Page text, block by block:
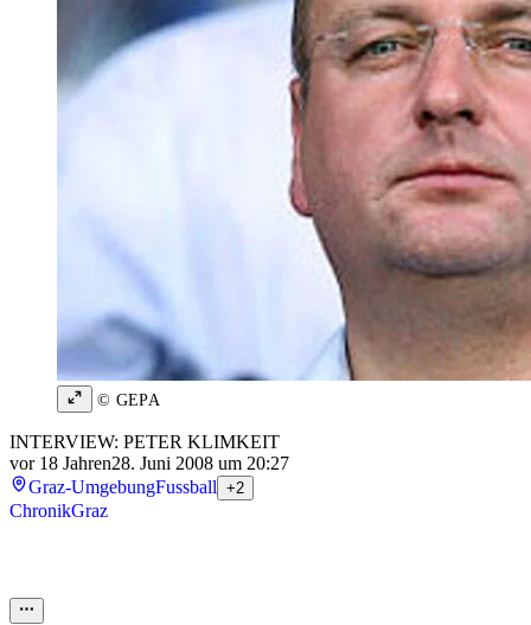
© GEPA
INTERVIEW: PETER KLIMKEIT
vor 18 Jahren28. Juni 2008 um 20:27
Graz-UmgebungFussball +2
ChronikGraz